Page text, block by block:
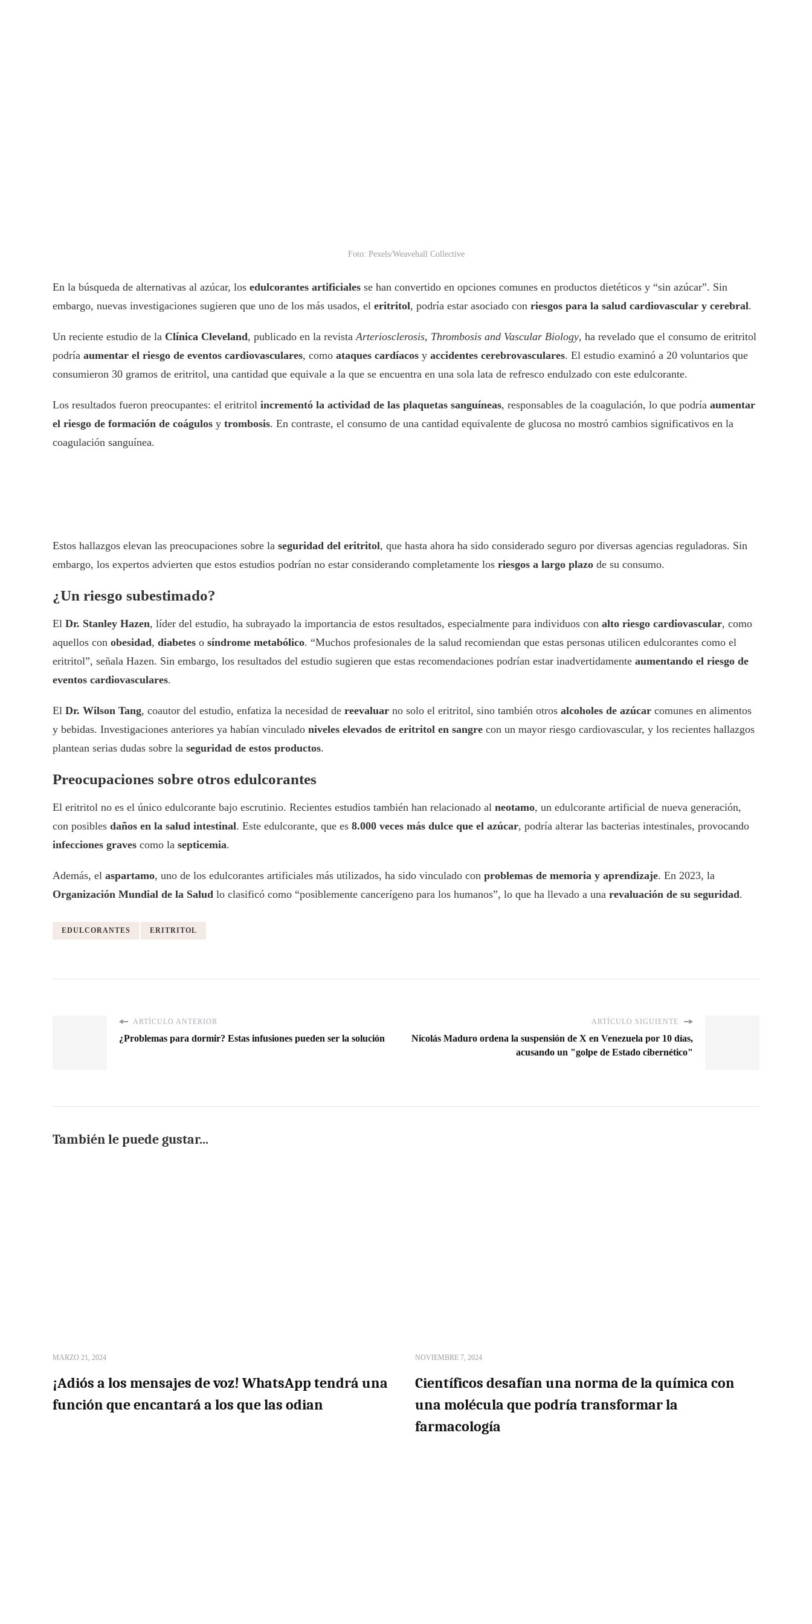
Foto: Pexels/Weavehall Collective
En la búsqueda de alternativas al azúcar, los edulcorantes artificiales se han convertido en opciones comunes en productos dietéticos y “sin azúcar”. Sin
embargo, nuevas investigaciones sugieren que uno de los más usados, el eritritol, podría estar asociado con riesgos para la salud cardiovascular y cerebral.
Un reciente estudio de la Clínica Cleveland, publicado en la revista Arteriosclerosis, Thrombosis and Vascular Biology, ha revelado que el consumo de eritritol
podría aumentar el riesgo de eventos cardiovasculares, como ataques cardíacos y accidentes cerebrovasculares. El estudio examinó a 20 voluntarios que
consumieron 30 gramos de eritritol, una cantidad que equivale a la que se encuentra en una sola lata de refresco endulzado con este edulcorante.
Los resultados fueron preocupantes: el eritritol incrementó la actividad de las plaquetas sanguíneas, responsables de la coagulación, lo que podría aumentar
el riesgo de formación de coágulos y trombosis. En contraste, el consumo de una cantidad equivalente de glucosa no mostró cambios significativos en la
coagulación sanguínea.
Estos hallazgos elevan las preocupaciones sobre la seguridad del eritritol, que hasta ahora ha sido considerado seguro por diversas agencias reguladoras. Sin
embargo, los expertos advierten que estos estudios podrían no estar considerando completamente los riesgos a largo plazo de su consumo.
¿Un riesgo subestimado?
El Dr. Stanley Hazen, líder del estudio, ha subrayado la importancia de estos resultados, especialmente para individuos con alto riesgo cardiovascular, como
aquellos con obesidad, diabetes o síndrome metabólico. “Muchos profesionales de la salud recomiendan que estas personas utilicen edulcorantes como el
eritritol”, señala Hazen. Sin embargo, los resultados del estudio sugieren que estas recomendaciones podrían estar inadvertidamente aumentando el riesgo de
eventos cardiovasculares.
El Dr. Wilson Tang, coautor del estudio, enfatiza la necesidad de reevaluar no solo el eritritol, sino también otros alcoholes de azúcar comunes en alimentos
y bebidas. Investigaciones anteriores ya habían vinculado niveles elevados de eritritol en sangre con un mayor riesgo cardiovascular, y los recientes hallazgos
plantean serias dudas sobre la seguridad de estos productos.
Preocupaciones sobre otros edulcorantes
El eritritol no es el único edulcorante bajo escrutinio. Recientes estudios también han relacionado al neotamo, un edulcorante artificial de nueva generación,
con posibles daños en la salud intestinal. Este edulcorante, que es 8.000 veces más dulce que el azúcar, podría alterar las bacterias intestinales, provocando
infecciones graves como la septicemia.
Además, el aspartamo, uno de los edulcorantes artificiales más utilizados, ha sido vinculado con problemas de memoria y aprendizaje. En 2023, la
Organización Mundial de la Salud lo clasificó como “posiblemente cancerígeno para los humanos”, lo que ha llevado a una revaluación de su seguridad.
EDULCORANTES ERITRITOL
ARTÍCULO ANTERIOR
¿Problemas para dormir? Estas infusiones pueden ser la solución
ARTÍCULO SIGUIENTE
Nicolás Maduro ordena la suspensión de X en Venezuela por 10 días,
acusando un "golpe de Estado cibernético"
También le puede gustar...
MARZO 21, 2024
¡Adiós a los mensajes de voz! WhatsApp tendrá una
función que encantará a los que las odian
NOVIEMBRE 7, 2024
Científicos desafían una norma de la química con
una molécula que podría transformar la
farmacología